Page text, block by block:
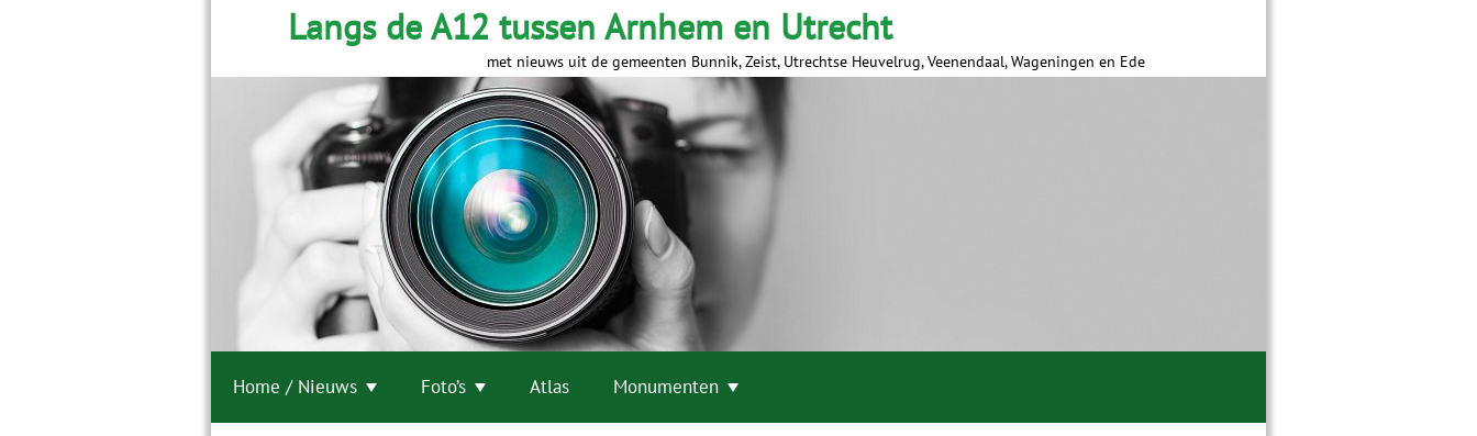
Langs de A12 tussen Arnhem en Utrecht
met nieuws uit de gemeenten Bunnik, Zeist, Utrechtse Heuvelrug, Veenendaal, Wageningen en Ede
Home / Nieuws Foto’s Atlas Monumenten